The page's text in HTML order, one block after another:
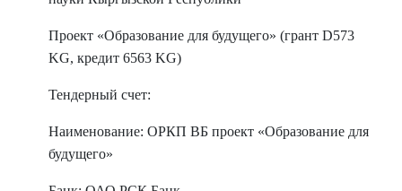
Проект «Образование для будущего» (грант D573
KG, кредит 6563 KG)
Тендерный счет:
Наименование: ОРКП ВБ проект «Образование для
будущего»